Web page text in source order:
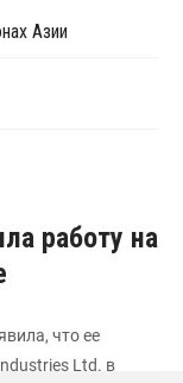
Азии
работу на
что ее
Ltd. в